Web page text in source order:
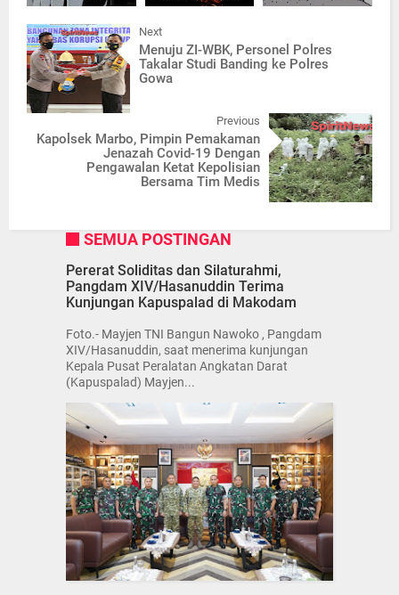
Next
Menuju ZI-WBK, Personel Polres
Takalar Studi Banding ke Polres
Gowa
Previous
Kapolsek Marbo, Pimpin Pemakaman
Jenazah Covid-19 Dengan
Pengawalan Ketat Kepolisian
Bersama Tim Medis
SEMUA POSTINGAN
Pererat Soliditas dan Silaturahmi,
Pangdam XIV/Hasanuddin Terima
Kunjungan Kapuspalad di Makodam
Foto.- Mayjen TNI Bangun Nawoko , Pangdam
XIV/Hasanuddin, saat menerima kunjungan
Kepala Pusat Peralatan Angkatan Darat
(Kapuspalad) Mayjen...